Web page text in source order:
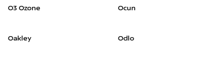
O3 Ozone
Oakley
Ocun
Odlo